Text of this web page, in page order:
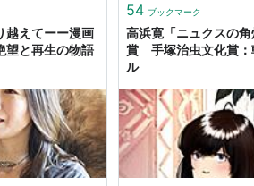
越えてーー漫画
望と再生の物語
54 ブックマーク
高浜寛「ニュクスの
賞 手塚治虫文化賞：
ル